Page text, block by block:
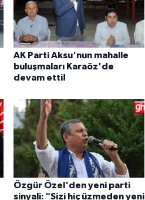
AK Parti Aksu'nun mahalle
buluşmaları Karaöz'de
devam etti!
Özgür Özel'den yeni parti
sinyali: "Sizi hiç üzmeden yeni